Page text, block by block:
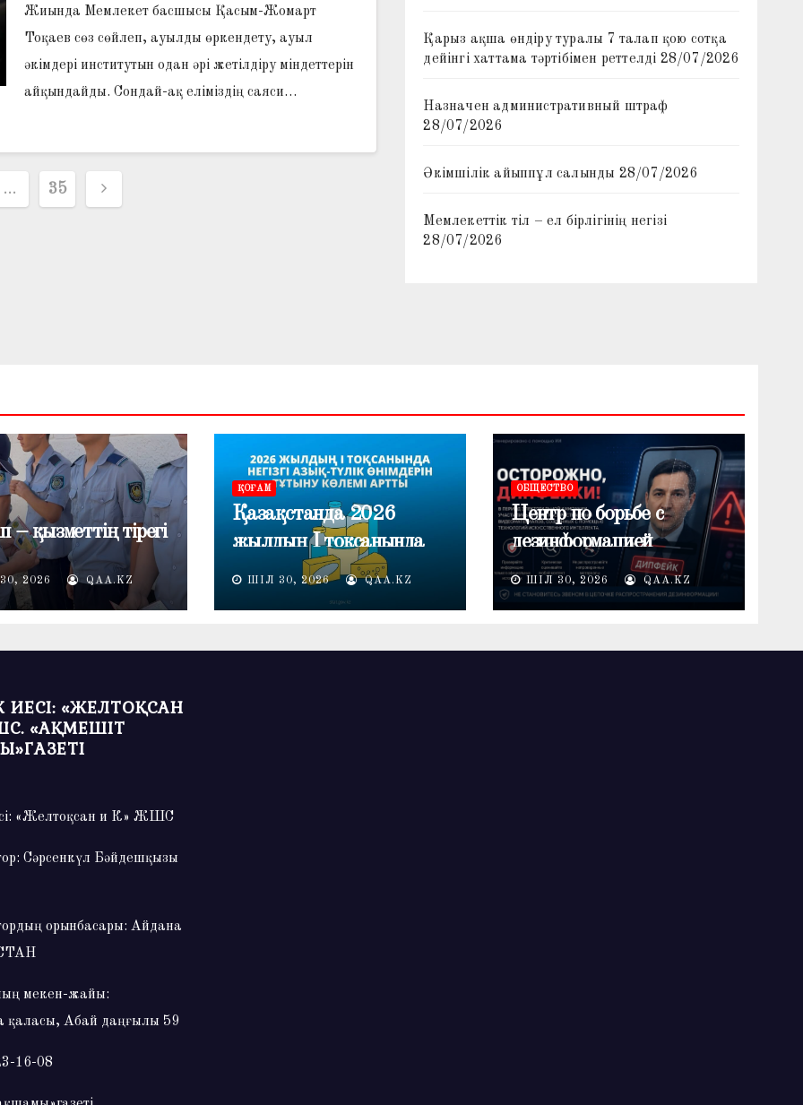
Жиында Мемлекет басшысы Қасым-Жомарт
Тоқаев сөз сөйлеп, ауылды өркендету, ауыл
әкімдері институтын одан әрі жетілдіру міндеттерін
айқындайды. Cондай-ақ еліміздің саяси…
… 35
Қарыз ақша өндіру туралы 7 талап қою сотқа
дейінгі хаттама тәртібімен реттелді 28/07/2026
Назначен административный штраф
28/07/2026
Әкімшілік айыппұл салынды 28/07/2026
Мемлекеттік тіл – ел бірлігінің негізі
28/07/2026
– қызметтің тірегі
2026 QAA.KZ
ҚОҒАМ
Қазақстанда 2026
жылдың I тоқсанында
негізгі азық-түлік
өнімдерін тұтыну көлемі
ШІЛ 30, 2026 QAA.KZ
ОБЩЕСТВО
Центр по борьбе с
дезинформацией
предупреждает о
распространении
электоральной кампании
ШІЛ 30, 2026 QAA.KZ
ИЕСІ: «ЖЕЛТОҚСАН
«АҚМЕШІТ
«Желтоқсан и К» ЖШС
Сәрсенкүл Бәйдешқызы
орынбасары: Айдана
мекен-жайы:
қаласы, Абай даңғылы 59
16-08